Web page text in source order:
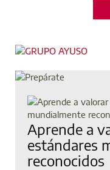
Aprende a
estándares
reconocidos